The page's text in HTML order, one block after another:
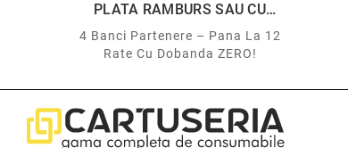
PLATA RAMBURS SAU CU
4 Banci Partenere – Pana La 12
Rate Cu Dobanda ZERO!